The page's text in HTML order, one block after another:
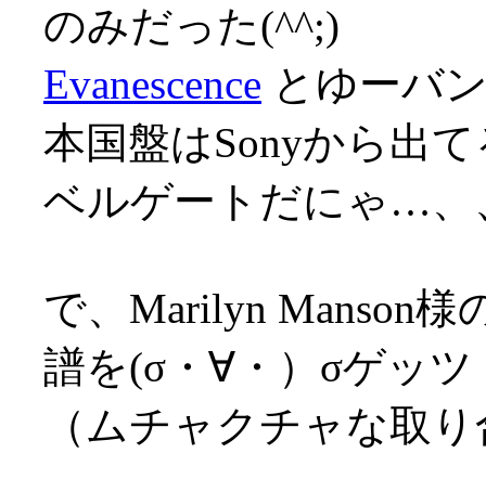
のみだった(^^;)
Evanescence とゆーバ
本国盤はSonyから出
ベルゲートだにゃ…、
で、Marilyn Manson
譜を(σ・∀・）σゲッツ
（ムチャクチャな取